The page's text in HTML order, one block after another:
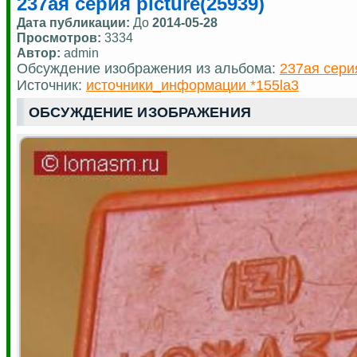
Дата публикации: До 2014-05-28
Просмотров: 3334
Автор: admin
Обсуждение изображения из альбома: 237ая
Источник: источники_информации *155la3
ОБСУЖДЕНИЕ ИЗОБРАЖЕНИЯ